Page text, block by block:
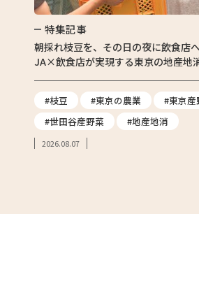
特集記事
朝採れ枝豆を、その日の夜に飲食店
JA×飲食店が実現する東京の地産地
#枝豆 #東京の農業
#東京産
#世田谷産野菜
#地産地消
2026.08.07